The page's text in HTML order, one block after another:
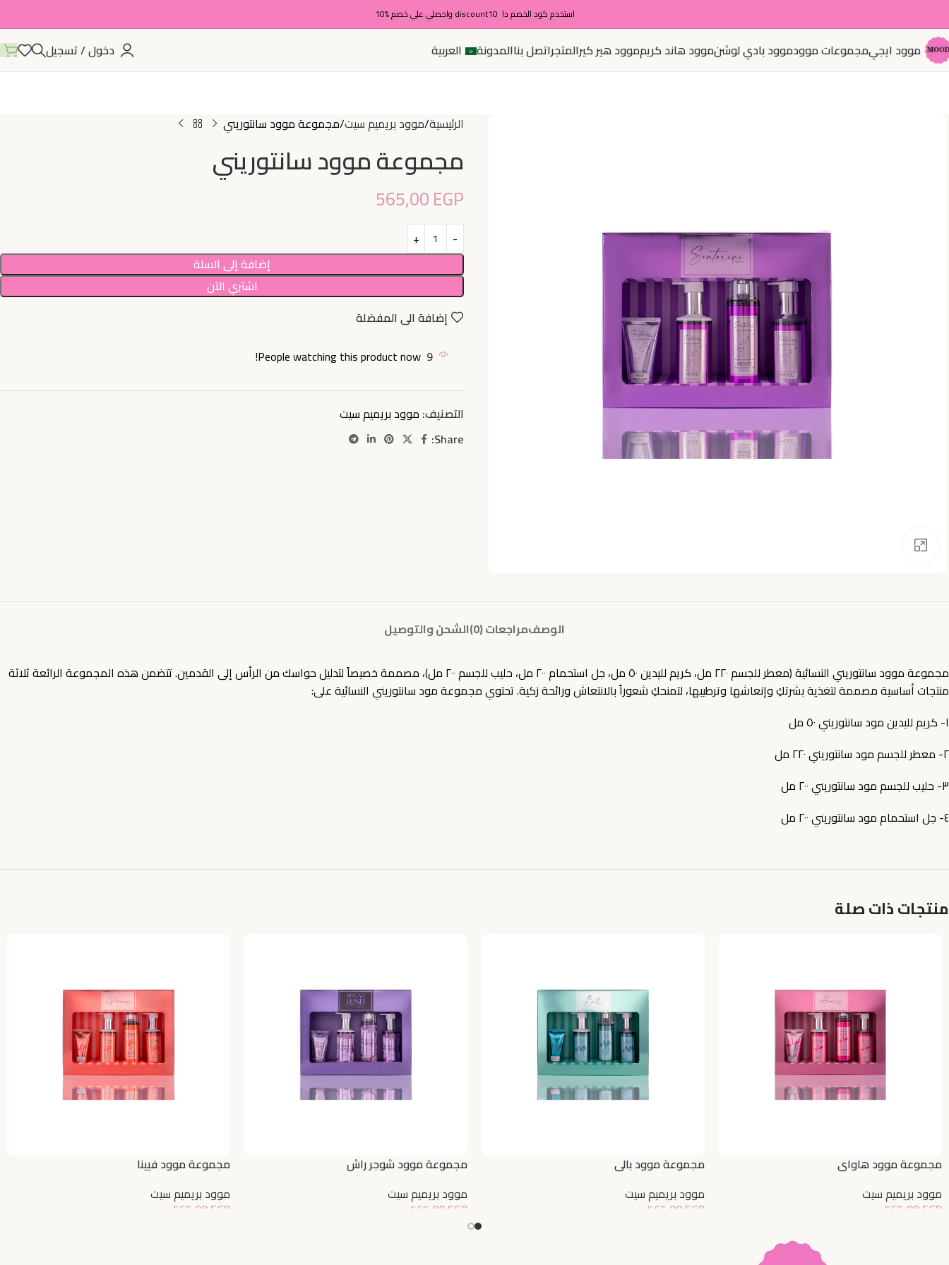
استخدم كود الخصم دا discount10 واحصلي علي خصم %10
موود ايجيمجموعات موودموود بادي لوشنموود هاند كريمموود هير كيرالمتجراتصل بناالمدونة العربية دخول / تسجيل
الرئيسية موود بريميم سيت مجموعة موود سانتوريني
مجموعة موود سانتوريني
565,00EGP
إضافة إلى السلة
اشتري الآن
إضافة الى المفضلة
9
People watching this product now!
التصنيف: موود بريميم سيت
Share:
الوصفمراجعات (0) الشحن والتوصيل
مجموعة موود سانتوريني النسائية (معطر للجسم ٢٢٠ مل، كريم لليدين ٥٠ مل، جل استحمام ٢٠٠ مل، حليب للجسم ٢٠٠ مل)، مصممة خصيصاً لتدليل حواسك من الرأس إلى القدمين. تتضمن هذه المجموعة الرائعة ثلاثة
منتجات أساسية مصممة لتغذية بشرتكِ وإنعاشها وترطيبها، لتمنحكِ شعوراً بالانتعاش ورائحة زكية. تحتوي مجموعة مود سانتوريني النسائية على:
١- كريم لليدين مود سانتوريني ٥٠ مل
٢- معطر للجسم مود سانتوريني ٢٢٠ مل
٣- حليب للجسم مود سانتوريني ٢٠٠ مل
٤- جل استحمام مود سانتوريني ٢٠٠ مل
منتجات ذات صلة
مجموعة موود هاواي
موود بريميم سيت
565,00EGP
مجموعة موود بالي
موود بريميم سيت
565,00EGP
مجموعة موود شوجر راش
موود بريميم سيت
565,00EGP
مجموعة موود فيينا
موود بريميم سيت
565,00EGP